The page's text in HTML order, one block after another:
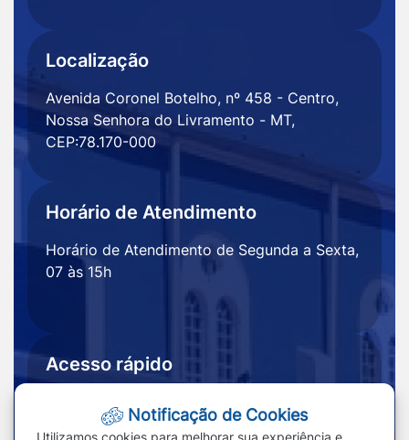
Localização
Avenida Coronel Botelho, nº 458 - Centro,
Nossa Senhora do Livramento - MT,
CEP:78.170-000
Horário de Atendimento
Horário de Atendimento de Segunda a Sexta,
07 às 15h
Acesso rápido
Redefinir cookies
Notificação de Cookies
Utilizamos cookies para melhorar sua experiência e